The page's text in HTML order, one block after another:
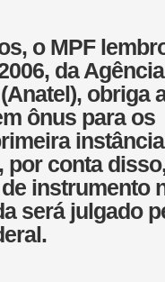
o MPF
da
obriga
ônus para os
por conta
instrumento
será julgado